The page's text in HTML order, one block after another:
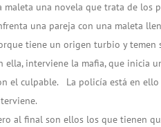
maleta una novela que trata de los
una pareja con una maleta
tiene un origen turbio y temen
ella, interviene la mafia, que inicia
el culpable. La policía está en
al final son ellos los que tienen